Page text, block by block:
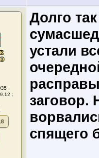
:
Долго
устали
заговор.
спящего